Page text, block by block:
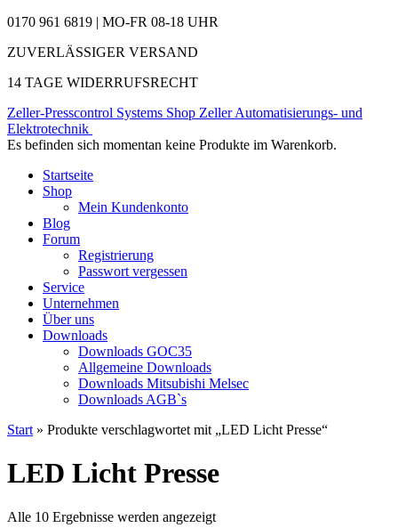
0170 961 6819 | MO-FR 08-18 UHR
ZUVERLÄSSIGER VERSAND
14 TAGE WIDERRUFSRECHT
Zeller-Presscontrol Systems Shop Zeller Automatisierungs- und
Elektrotechnik
Es befinden sich momentan keine Produkte im Warenkorb.
Startseite
Shop
Mein Kundenkonto
Blog
Forum
Registrierung
Passwort vergessen
Service
Unternehmen
Über uns
Downloads
Downloads GOC35
Allgemeine Downloads
Downloads Mitsubishi Melsec
Downloads AGB`s
Start » Produkte verschlagwortet mit „LED Licht Presse“
LED Licht Presse
Alle 10 Ergebnisse werden angezeigtNach